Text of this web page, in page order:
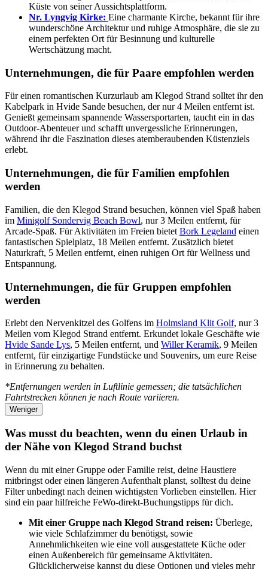
Küste von seiner Aussichtsplattform.
Nr. Lyngvig Kirke: Eine charmante Kirche, bekannt für ihre
wunderschöne Architektur und ruhige Atmosphäre, die sie zu
einem perfekten Ort für Besinnung und kulturelle
Wertschätzung macht.
Unternehmungen, die für Paare empfohlen werden
Für einen romantischen Kurzurlaub am Klegod Strand solltet ihr den
Kabelpark in Hvide Sande besuchen, der nur 4 Meilen entfernt ist.
Genießt gemeinsam spannende Wassersportarten, taucht ein in das
Outdoor-Abenteuer und schafft unvergessliche Erinnerungen,
während ihr die Faszination dieses atemberaubenden Küstenziels
erlebt.
Unternehmungen, die für Familien empfohlen
werden
Familien, die den Klegod Strand besuchen, können viel Spaß haben
im Minigolf Sondervig Beach Bowl, nur 3 Meilen entfernt, für
Arcade-Spaß. Für Aktivitäten im Freien bietet Bork Legeland einen
fantastischen Spielplatz, 18 Meilen entfernt. Zusätzlich bietet
Naturkraft, 5 Meilen entfernt, einen ruhigen Ort für Wellness und
Entspannung.
Unternehmungen, die für Gruppen empfohlen
werden
Erlebt den Nervenkitzel des Golfens im Holmsland Klit Golf, nur 3
Meilen vom Klegod Strand entfernt. Erkundet lokale Geschäfte wie
Hvide Sande Lys, 5 Meilen entfernt, und Willer Keramik, 9 Meilen
entfernt, für einzigartige Fundstücke und Souvenirs, um eure Reise
in Erinnerung zu behalten.
*Entfernungen werden in Luftlinie gemessen; die tatsächlichen
Fahrtstrecken können je nach Route variieren.
Weniger
Was musst du beachten, wenn du einen Urlaub in
der Nähe von Klegod Strand buchst
Wenn du mit einer Gruppe oder Familie reist, deine Haustiere
mitbringst oder einen längeren Aufenthalt planst, solltest du deine
Filter unbedingt nach deinen wichtigsten Vorlieben einstellen. Hier
sind ein paar hilfreiche FeWo-direkt-Buchungstipps für dich.
Mit einer Gruppe nach Klegod Strand reisen: Überlege,
wie viele Schlafzimmer du benötigst, sowie
Annehmlichkeiten wie eine voll ausgestattete Küche oder
einen Außenbereich für gemeinsame Aktivitäten.
Glücklicherweise kannst du diese Optionen und vieles mehr